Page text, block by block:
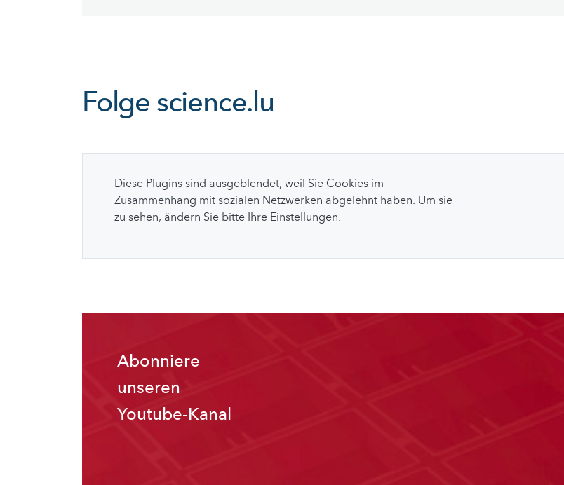
Folge science.lu
Diese Plugins sind ausgeblendet, weil Sie Cookies im
Zusammenhang mit sozialen Netzwerken abgelehnt haben. Um sie
zu sehen, ändern Sie bitte Ihre Einstellungen.
Abonniere
unseren
Youtube-Kanal